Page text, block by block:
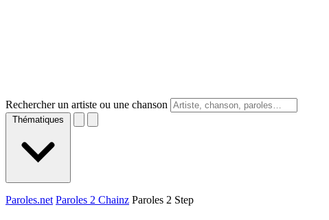
Rechercher un artiste ou une chanson
Thématiques
Paroles.net Paroles 2 Chainz Paroles 2 Step